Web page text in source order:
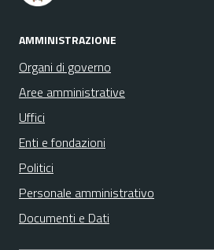
AMMINISTRAZIONE
Organi di governo
Aree amministrative
Uffici
Enti e fondazioni
Politici
Personale amministrativo
Documenti e Dati